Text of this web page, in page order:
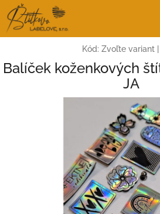
Prejsť
na
obsah
Kód: Zvoľte variant
Balíček koženkových
JA